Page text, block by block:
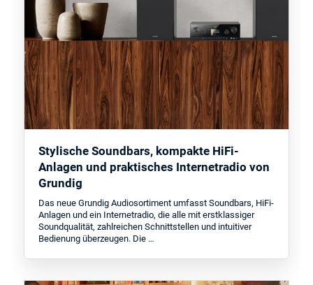
Stylische Soundbars, kompakte HiFi-
Anlagen und praktisches Internetradio von
Grundig
Das neue Grundig Audiosortiment umfasst Soundbars, HiFi-
Anlagen und ein Internetradio, die alle mit erstklassiger
Soundqualität, zahlreichen Schnittstellen und intuitiver
Bedienung überzeugen. Die …